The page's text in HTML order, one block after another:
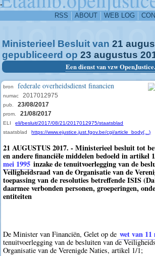
-
RSS ABOUT WEB LOG
Ministerieel Besluit van 21
gepubliceerd op 23 augustus
Een dienst van vzw
bron federale overheidsdienst financien
numac 2017012975
pub. 23/08/2017
prom. 21/08/2017
ELI
eli/besluit/2017/08/21/2017012975/staatsblad
staatsblad
https://www.ejustice.just.fgov.be/cgi/article_body(...)
21 AUGUSTUS 2017. - Ministerieel besluit tot
en andere financiële middelen bedoeld in artikel
mei 1995 inzake de tenuitvoerlegging van de
Veiligheidsraad van de Organisatie van de
toepassing van de resoluties betreffende ISIS
daarmee verbonden personen, groeperingen,
entiteiten
De Minister van Financiën, Gelet op de wet van 11
tenuitvoerlegging van de besluiten van de
Organisatie van de Verenigde Naties, artikel 1/1;